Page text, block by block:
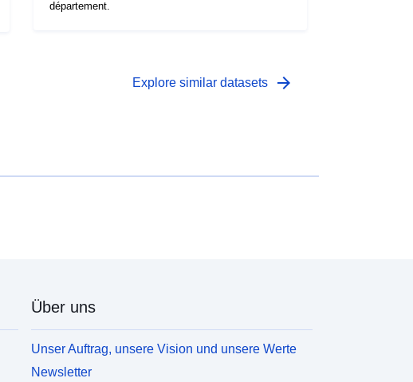
département.
Explore similar datasets arrow_forward
Über uns
Unser Auftrag, unsere Vision und unsere Werte
Newsletter